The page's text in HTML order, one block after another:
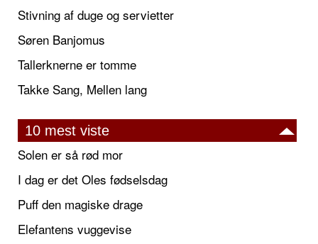
Stivning af duge og servietter
Søren Banjomus
Tallerknerne er tomme
Takke Sang, Mellen lang
10 mest viste
Solen er så rød mor
I dag er det Oles fødselsdag
Puff den magiske drage
Elefantens vuggevise